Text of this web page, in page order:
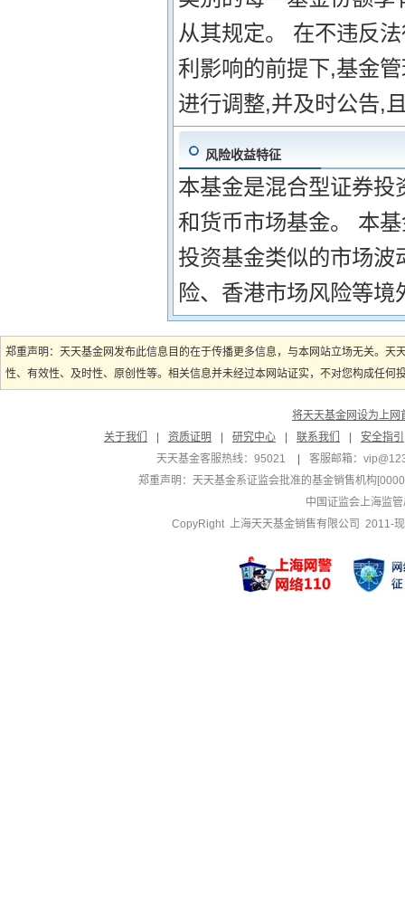
从其规定。 在不违反
利影响的前提下,基金
进行调整,并及时公告,
风险收益特征
本基金是混合型证券
和货币市场基金。 本
投资基金类似的市场
险、香港市场风险等
郑重声明：天天基金网发布此信息目的在于传播更多信息，与本网站立场无关。
性、有效性、及时性、原创性等。相关信息并未经过本网站证实，不对您构成任
将天天基金网设为上网
关于我们
资质证明 研究中心 联系我们
安全指引
天天基金客服热线：95021
客服邮箱：
郑重声明：天天基金系证监会批准的基金销售机构
中国证监会上海监
CopyRight 上海天天基金销售有限公司 2011-